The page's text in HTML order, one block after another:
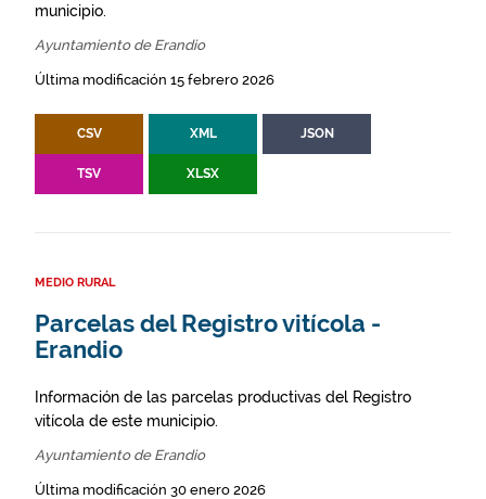
municipio.
Ayuntamiento de Erandio
Última modificación 15 febrero 2026
CSV XML JSON
TSV XLSX
MEDIO RURAL
Parcelas del Registro vitícola -
Erandio
Información de las parcelas productivas del Registro
vitícola de este municipio.
Ayuntamiento de Erandio
Última modificación 30 enero 2026